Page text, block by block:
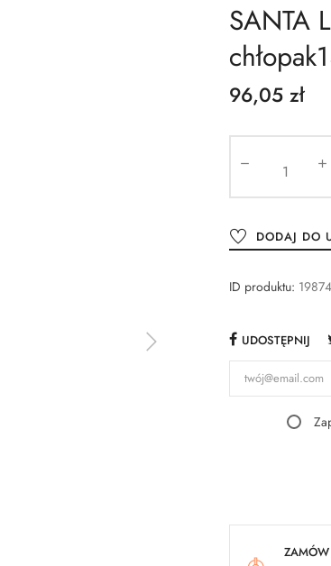
SANTA
96,05 zł
DODAJ DO
ID produktu:
UDOSTĘPNIJ
ZAMÓW